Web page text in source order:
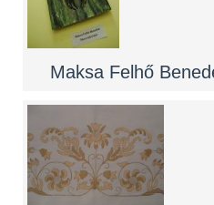
Maksa Felhő